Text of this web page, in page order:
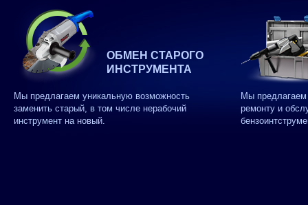
ОБМЕН СТАРОГО
ИНСТРУМЕНТА
Мы предлагаем уникальную возможность
заменить старый, в том числе нерабочий
инструмент на новый.
Мы
ремонту и